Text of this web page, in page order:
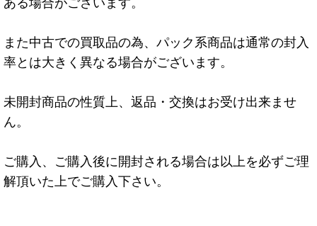
また中古での買取品の為、パック系商品は通常の封入
率とは大きく異なる場合がございます。
未開封商品の性質上、返品・交換はお受け出来ませ
ん。
ご購入、ご購入後に開封される場合は以上を必ずご理
解頂いた上でご購入下さい。